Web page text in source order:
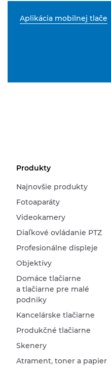
Aplikácia mobilnej tlače
Produkty
Najnovšie produkty
Fotoaparáty
Videokamery
Diaľkové ovládanie PTZ
Profesionálne displeje
Objektívy
Domáce tlačiarne
a tlačiarne pre malé
podniky
Kancelárske tlačiarne
Produkčné tlačiarne
Skenery
Atrament, toner a papier